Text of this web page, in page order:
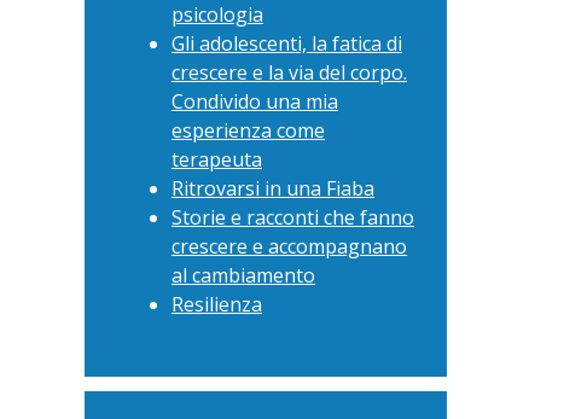
psicologia
Gli adolescenti, la fatica di
crescere e la via del corpo.
Condivido una mia
esperienza come
terapeuta
Ritrovarsi in una Fiaba
Storie e racconti che fanno
crescere e accompagnano
al cambiamento
Resilienza